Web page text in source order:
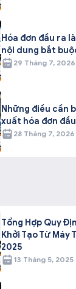
Hóa đơn đầu ra
nội dung bắt
29 Tháng 7, 2026
Những điều cần
xuất hóa đơn
28 Tháng 7, 2026
Tổng Hợp Quy
Khởi Tạo Từ Máy
2025
13 Tháng 5, 2025